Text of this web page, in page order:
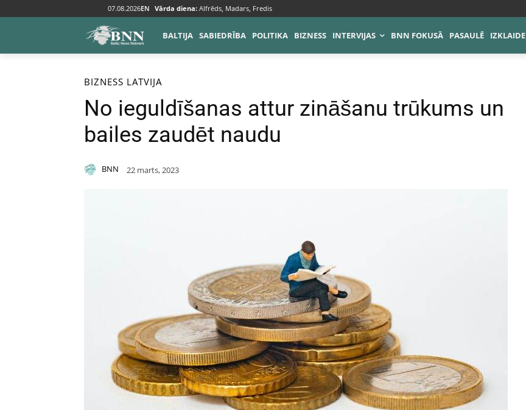
07.08.2026EN Vārda diena: Alfrēds, Madars, Fredis
BALTIJA SABIEDRĪBA POLITIKA BIZNESS INTERVIJAS BNN FOKUSĀ PASAULĒ IZKLAIDE
Sākums Bizness
BIZNESS LATVIJA
No ieguldīšanas attur zināšanu trūkums un
bailes zaudēt naudu
BNN 22 marts, 2023